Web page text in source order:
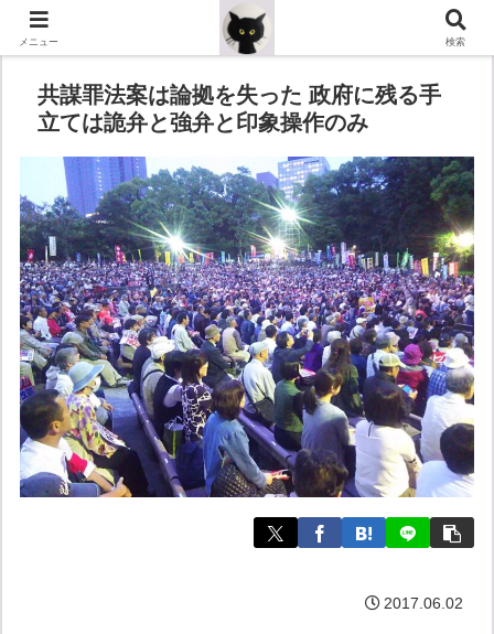
共謀罪法案は論拠を失った 政府に残る手
立ては詭弁と強弁と印象操作のみ
2017.06.02
メニュー 検索